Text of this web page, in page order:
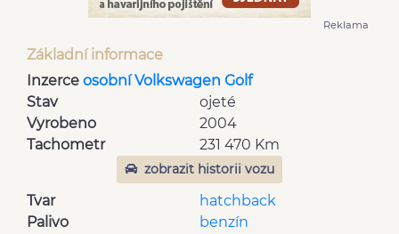
Reklama
Základní informace
Inzerce osobní Volkswagen Golf
Stav
ojeté
Vyrobeno
2004
Tachometr
231 470 Km
zobrazit historii vozu
Tvar
hatchback
Palivo
benzín